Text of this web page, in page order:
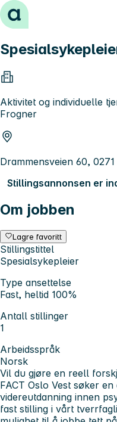
Hopp til innhold
Aktivitet og individuelle
Frogner
Drammensveien 60, 0271
Stillingsannonsen er
Om jobben
Lagre favoritt
Stillingstittel
Spesialsykepleier
Type ansettelse
Fast, heltid 100%
Antall stillinger
1
Arbeidsspråk
Norsk
Vil du gjøre en reell
FACT Oslo Vest søker
videreutdanning innen
fast stilling i vårt